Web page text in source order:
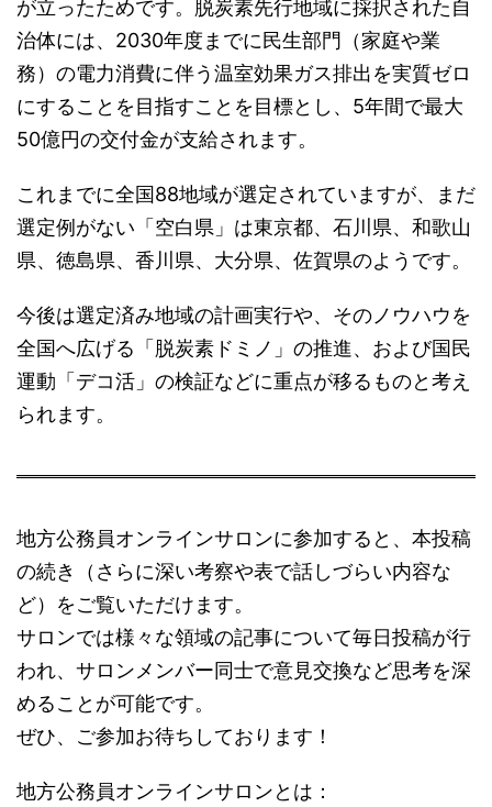
が立ったためです。脱炭素先行地域に採択された自
治体には、2030年度までに民生部門（家庭や業
務）の電力消費に伴う温室効果ガス排出を実質ゼロ
にすることを目指すことを目標とし、5年間で最大
50億円の交付金が支給されます。
これまでに全国88地域が選定されていますが、まだ
選定例がない「空白県」は東京都、石川県、和歌山
県、徳島県、香川県、大分県、佐賀県のようです。
今後は選定済み地域の計画実行や、そのノウハウを
全国へ広げる「脱炭素ドミノ」の推進、および国民
運動「デコ活」の検証などに重点が移るものと考え
られます。
地方公務員オンラインサロンに参加すると、本投稿
の続き（さらに深い考察や表で話しづらい内容な
ど）をご覧いただけます。
サロンでは様々な領域の記事について毎日投稿が行
われ、サロンメンバー同士で意見交換など思考を深
めることが可能です。
ぜひ、ご参加お待ちしております！
地方公務員オンラインサロンとは：